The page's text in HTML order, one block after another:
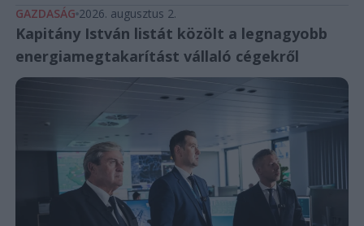
GAZDASÁG 2026. augusztus 2.
Kapitány István listát közölt a legnagyobb
energiamegtakarítást vállaló cégekről